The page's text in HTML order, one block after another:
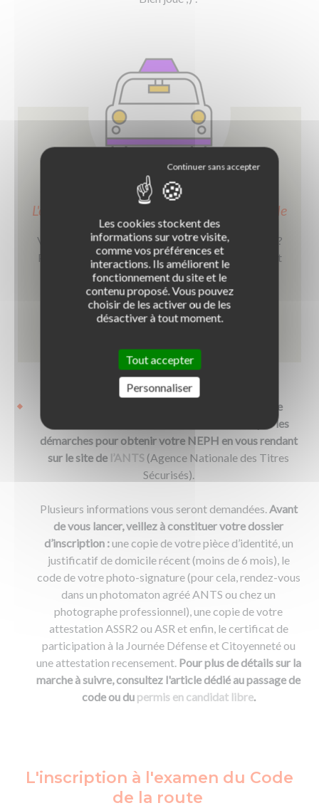
L'examen du Code de la route passé au crible
Vous passé bientôt le Code et c'est le gros stress !?
Pour mieux vous préparer, Codes Rousseau revient
sur sur les démarches d'inscription, le déroulé de
l'examen et son prix. Iiiiinspirez, expirez !
Vous souhaitez passer le code en candidat libre
vous devez vous-même accomplir les
démarches pour obtenir votre NEPH en vous rendant
sur le site de l’ANTS (Agence Nationale des Titres
Sécurisés).
Plusieurs informations vous seront demandées.Avant
de vous lancer, veillez à constituer votre dossier
d’inscription :une copie de votre pièce d’identité, un
justificatif de domicile récent (moins de 6 mois), le
code de votre photo-signature (pour cela, rendez-vous
dans un photomaton agréé ANTS ou chez un
photographe professionnel), une copie de votre
attestation ASSR2 ou ASR et enfin, le certificat de
participation à la Journée Défense et Citoyenneté ou
une attestation recensement. Pour plus de détails sur la
marche à suivre, consultez l'article dédié au passage de
code ou du permis en candidat libre.
L'inscription à l'examen du Code
de la route
Les cookies stockent des
informations sur votre visite,
comme vos préférences et
interactions. Ils améliorent le
fonctionnement du site et le
contenu proposé. Vous pouvez
choisir de les activer ou de les
désactiver à tout moment.
Tout accepter
Personnaliser